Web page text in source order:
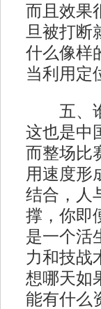
而且效果
旦被打断
什么像样
当利用定
五、谁
这也是中
而整场比
用速度形
结合，人
撑，你即
是一个活
力和技战
想哪天如
能有什么